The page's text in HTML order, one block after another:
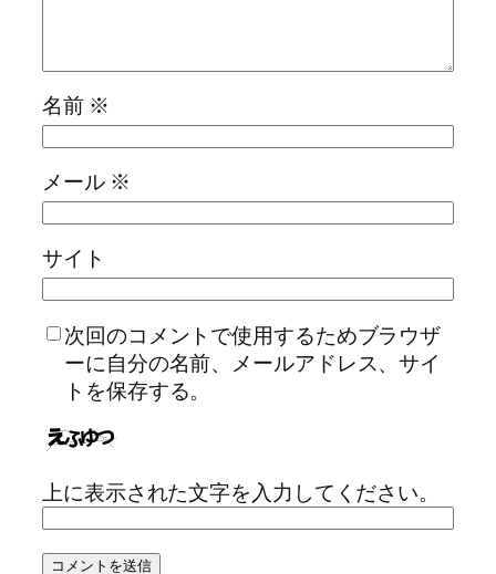
名前 ※
メール ※
サイト
次回のコメントで使用するためブラウザ
ーに自分の名前、メールアドレス、サイ
トを保存する。
上に表示された文字を入力してください。